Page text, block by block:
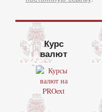
Курс
валют